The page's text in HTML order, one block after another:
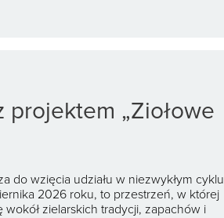
„Ziołowe
do wzięcia udziału w niezwykłym cyklu
2026 roku, to przestrzeń, w której
zielarskich tradycji, zapachów i